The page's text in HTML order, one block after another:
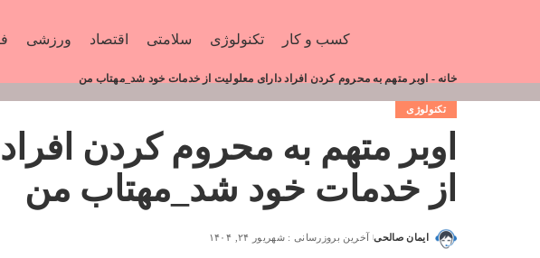
کسب و کار تکنولوژی سلامتی اقتصاد ورزشی
خانه - اوبر متهم به محروم کردن افراد دارای معلولیت از خدمات خود شد_مهتاب من
تکنولوژی
اوبر متهم به محروم کردن
از خدمات خود شد_مهتاب من
ایمان صالحی آخرین بروزرسانی : شهریور ۲۴, ۱۴۰۴